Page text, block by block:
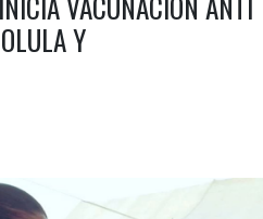
Y